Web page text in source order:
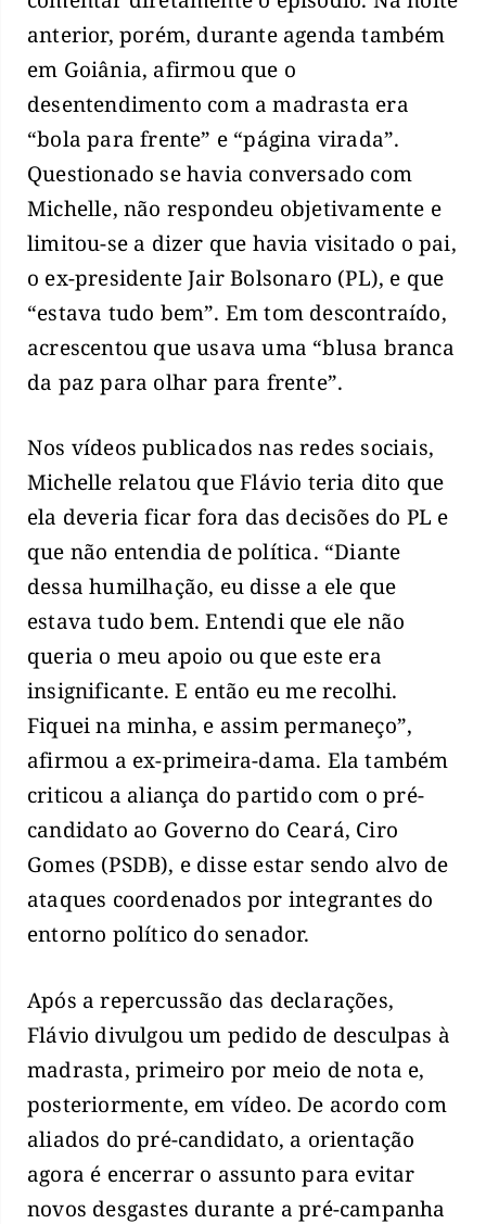
anterior, porém, durante agenda também
em Goiânia, afirmou que o
desentendimento com a madrasta era
“bola para frente” e “página virada”.
Questionado se havia conversado com
Michelle, não respondeu objetivamente e
limitou-se a dizer que havia visitado o pai,
o ex-presidente Jair Bolsonaro (PL), e que
“estava tudo bem”. Em tom descontraído,
acrescentou que usava uma “blusa branca
da paz para olhar para frente”.
Nos vídeos publicados nas redes sociais,
Michelle relatou que Flávio teria dito que
ela deveria ficar fora das decisões do PL e
que não entendia de política. “Diante
dessa humilhação, eu disse a ele que
estava tudo bem. Entendi que ele não
queria o meu apoio ou que este era
insignificante. E então eu me recolhi.
Fiquei na minha, e assim permaneço”,
afirmou a ex-primeira-dama. Ela também
criticou a aliança do partido com o pré-
candidato ao Governo do Ceará, Ciro
Gomes (PSDB), e disse estar sendo alvo de
ataques coordenados por integrantes do
entorno político do senador.
Após a repercussão das declarações,
Flávio divulgou um pedido de desculpas à
madrasta, primeiro por meio de nota e,
posteriormente, em vídeo. De acordo com
aliados do pré-candidato, a orientação
agora é encerrar o assunto para evitar
novos desgastes durante a pré-campanha